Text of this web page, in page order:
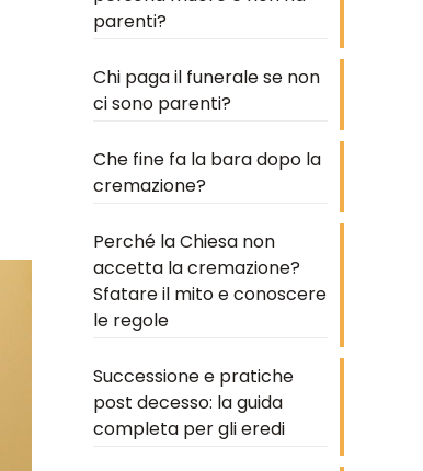
parenti?
Chi paga il funerale se non
ci sono parenti?
Che fine fa la bara dopo la
cremazione?
Perché la Chiesa non
accetta la cremazione?
Sfatare il mito e conoscere
le regole
Successione e pratiche
post decesso: la guida
completa per gli eredi